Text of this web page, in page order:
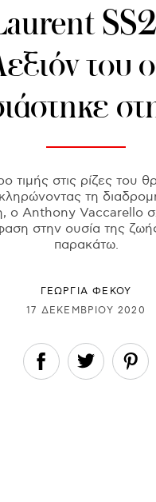
του
τιμής στις ρίζες του
τη
ο Anthony Vaccarello
στην ουσία της
παρακάτω.
ΓΕΩΡΓΙΑ ΦΕΚΟΥ
17 ΔΕΚΕΜΒΡΊΟΥ 2020